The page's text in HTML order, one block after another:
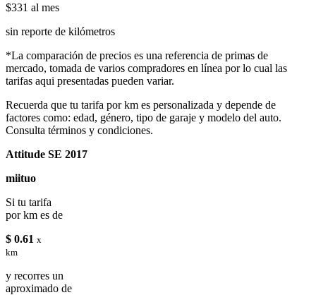
$331 al mes
sin reporte de kilómetros
*La comparación de precios es una referencia de primas de
mercado, tomada de varios compradores en línea por lo cual las
tarifas aqui presentadas pueden variar.
Recuerda que tu tarifa por km es personalizada y depende de
factores como: edad, género, tipo de garaje y modelo del auto.
Consulta términos y condiciones.
Attitude SE 2017
miituo
Si tu tarifa
por km es de
$ 0.61 x
km
y recorres un
aproximado de